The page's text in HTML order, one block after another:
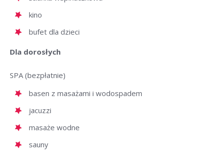
kino
bufet dla dzieci
Dla dorosłych
SPA (bezpłatnie)
basen z masażami i wodospadem
jacuzzi
masaże wodne
sauny